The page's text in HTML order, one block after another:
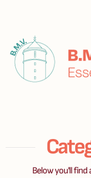
Below you'll find